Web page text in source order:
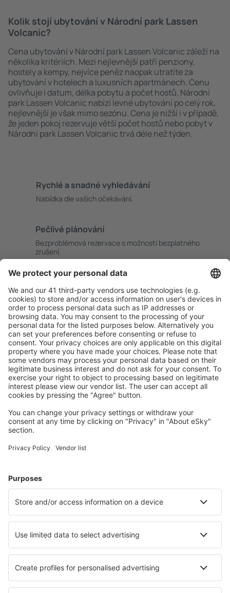
Kolik stojí ubytování v Národní park Lassen
Volcanic?
Cena ubytování v Národní park Lassen Volcanic záleží na
několika kritériích. Mezi nejlevnější patří penziony,
hostely a kempy, nejvíce peněz naopak utratíte za
ubytování v hotelech a luxusních apartmánech. Cenu
ovlivňuje i datum, délka pobytu a počet hostů. Národní
park Lassen Volcanic nabízí levné ubytování po celý rok,
nejlevnější je však mimo sezónu. Cena je nižší i v případě,
že jeden pokoj rezervuje větší počet hostů nebo pobyt v
Národní park Lassen Volcanic trvá déle než týden.
Rychlé a snadné vyhledávání
Nabídka dle vašich očekávání.
Pečlivé plánování
Bezproblémová rezervace s možností bezplatného
zrušení.
S námi ušetříte
Atraktivní ceny a speciální nabídky pro přihlášené
uživatele.
Ubytování dle vašeho gusta
Vyberte si z více než 1.3 milionu zařízení: hotelů,
apartmánů, chat a dalších.
Uživateli eSky nejčastěji hledané ubytování
Ubytování ve Spojených státech amerických - Oblíbená
města
Ubytování in Sevierville Ubytování in Pensacola Beach
Ubytování in Ellijay Ubytování in McHenry
Nejlepší ubytování - města